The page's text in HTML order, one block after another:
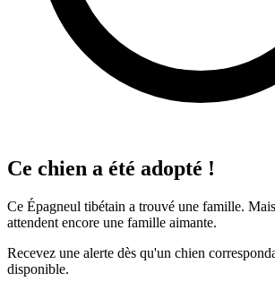
Ce chien a été adopté !
Ce Épagneul tibétain a trouvé une famille.
attendent encore une famille aimante.
Recevez une alerte dès qu'un chien
disponible.